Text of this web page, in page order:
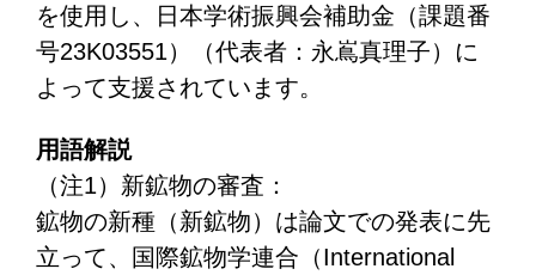
を使用し、日本学術振興会補助金（課題番
号23K03551）（代表者：永嶌真理子）に
よって支援されています。
用語解説
（注1）新鉱物の審査：
鉱物の新種（新鉱物）は論文での発表に先
立って、国際鉱物学連合（International